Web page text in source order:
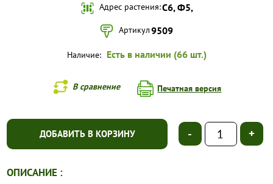
Адрес растения:С6, Ф5,
Артикул9509
Наличие: Есть в наличии (66 шт.)
В сравнение Печатная версия
ДОБАВИТЬ В КОРЗИНУ - +
ОПИСАНИЕ :